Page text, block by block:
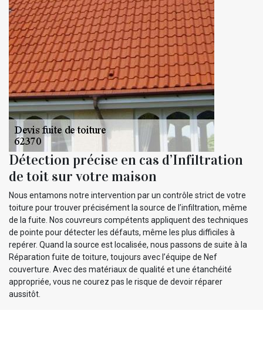
Détection précise en cas d’Infiltration
de toit sur votre maison
Nous entamons notre intervention par un contrôle strict de votre
toiture pour trouver précisément la source de l’infiltration, même
de la fuite. Nos couvreurs compétents appliquent des techniques
de pointe pour détecter les défauts, même les plus difficiles à
repérer. Quand la source est localisée, nous passons de suite à la
Réparation fuite de toiture, toujours avec l’équipe de Nef
couverture. Avec des matériaux de qualité et une étanchéité
appropriée, vous ne courez pas le risque de devoir réparer
aussitôt.